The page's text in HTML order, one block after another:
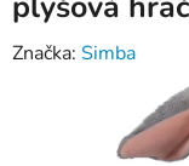
Značka: Simba